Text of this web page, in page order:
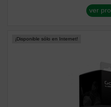
ver
¡Disponible sólo en Internet!